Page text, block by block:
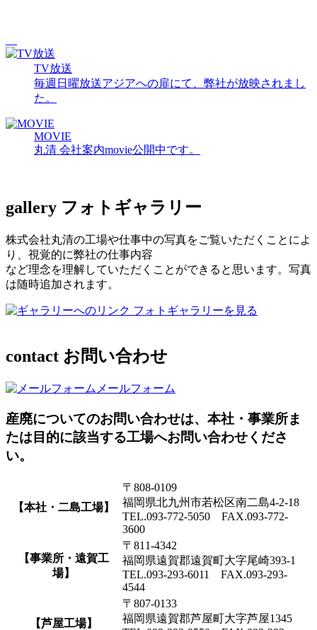
TV放送
毎週日曜放送アジアへの扉にて、弊社が放映されまし
た。
MOVIE
丸清 会社案内movie公開中です。
gallery フォトギャラリー
株式会社丸清の工場や仕事中の写真をご覧いただくことによ
り、視覚的に弊社の仕事内容
など理念を理解していただくことができると思います。写真
は随時追加されます。
フォトギャラリーを見る
contact お問い合わせ
メールフォーム
産廃についてのお問い合わせは、本社・事業所ま
たは目的に該当する工場へお問い合わせくださ
い。
【本社・二島工場】
〒808-0109
福岡県北九州市若松区南二島4-2-18
TEL.093-772-5050 FAX.093-772-
3600
【事業所・遠賀工
場】
〒811-4342
福岡県遠賀郡遠賀町大字尾崎393-1
TEL.093-293-6011 FAX.093-293-
4544
【芦屋工場】
〒807-0133
福岡県遠賀郡芦屋町大字芦屋1345